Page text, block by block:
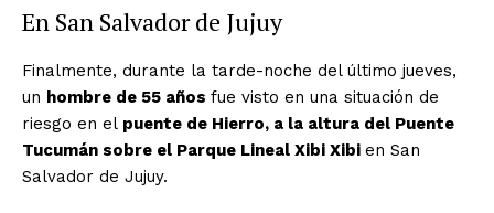
En San Salvador de Jujuy
Finalmente, durante la tarde-noche del último jueves,
un hombre de 55 años fue visto en una situación de
riesgo en el puente de Hierro, a la altura del Puente
Tucumán sobre el Parque Lineal Xibi Xibi en San
Salvador de Jujuy.